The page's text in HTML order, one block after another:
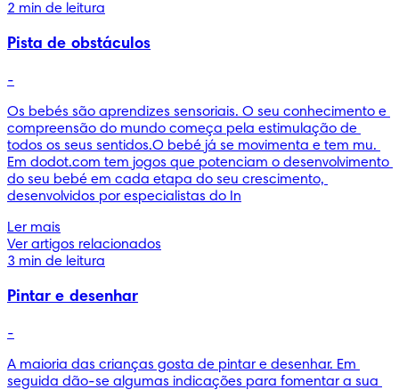
2 min de leitura
Pista de obstáculos
-
Os bebés são aprendizes sensoriais. O seu conhecimento e
compreensão do mundo começa pela estimulação de
todos os seus sentidos.O bebé já se movimenta e tem mu.
Em dodot.com tem jogos que potenciam o desenvolvimento
do seu bebé em cada etapa do seu crescimento,
desenvolvidos por especialistas do In
Ler mais
Ver artigos relacionados
3 min de leitura
Pintar e desenhar
-
A maioria das crianças gosta de pintar e desenhar. Em
seguida dão-se algumas indicações para fomentar a sua